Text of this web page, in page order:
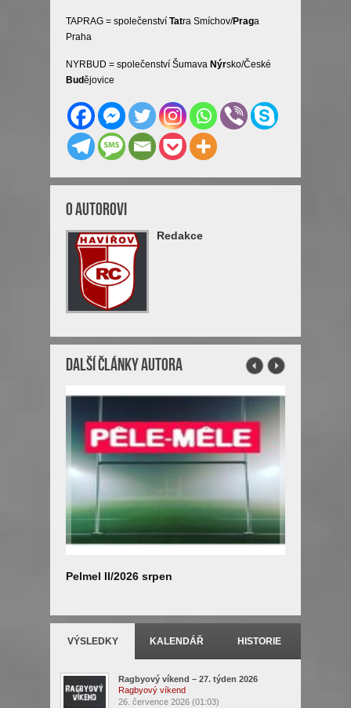
TAPRAG = společenství Tatra Smíchov/Praga
Praha
NYRBUD = společenství Šumava Nýrsko/České
Budějovice
O Autorovi
Redakce
Další články autora
Pelmel II/2026 srpen
VÝSLEDKY KALENDÁŘ HISTORIE
Ragbyový víkend – 27. týden 2026
Ragbyový víkend
26. července 2026 (01:03)